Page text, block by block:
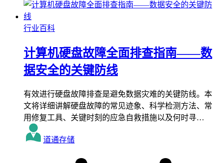
行业百科
计算机硬盘故障全面排查指南——数
据安全的关键防线
有效进行硬盘故障排查是避免数据灾难的关键防线。本
文将详细讲解硬盘故障的常见迹象、科学检测方法、常
用修复工具、关键时刻的应急自救措施以及何时寻…
道通存储